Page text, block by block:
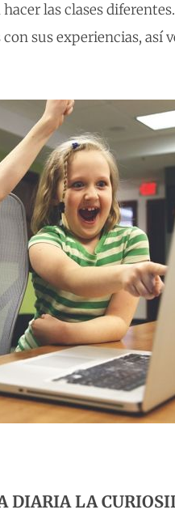
las clases
sus experiencias, así
DIARIA LA